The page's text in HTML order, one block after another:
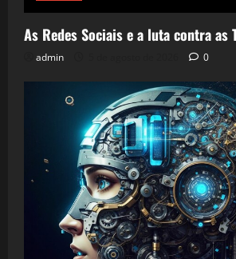
As Redes Sociais e a luta contra as
admin 0